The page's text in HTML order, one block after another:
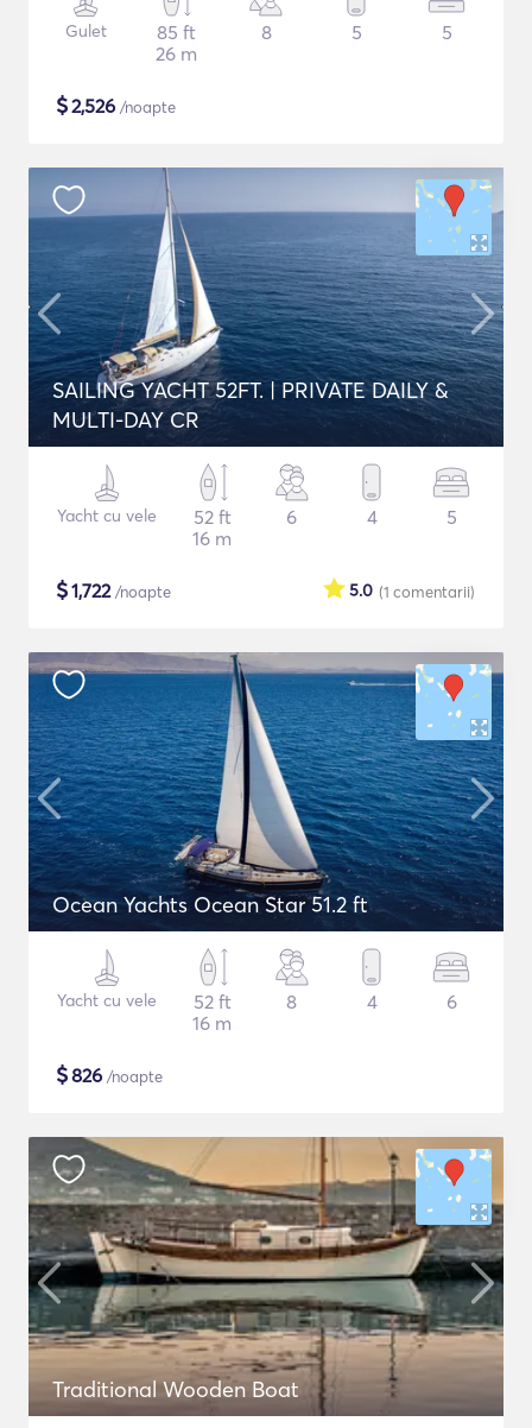
Gulet
85 ft
26 m
8 5 5
$2,526 /noapte
SAILING YACHT 52FT. | PRIVATE DAILY &
MULTI-DAY CR
Yacht cu vele
52 ft
16 m
6 4 5
$1,722/noapte (1 comentarii)
5.0
Ocean Yachts Ocean Star 51.2 ft
Yacht cu vele
52 ft
16 m
8 4 6
$826 /noapte
Traditional Wooden Boat